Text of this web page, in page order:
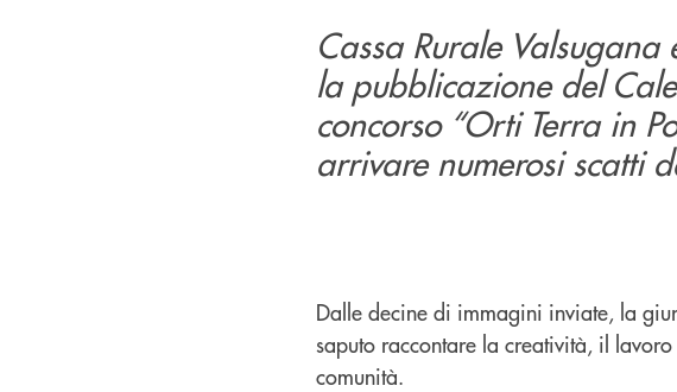
Cassa Rurale
la pubblicazione del
concorso “Orti Terra in
arrivare numerosi scatti
Dalle decine di immagini inviate, la
saputo raccontare la creatività, il
comunità.